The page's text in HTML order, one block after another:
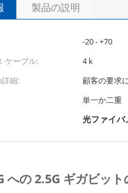
製品の説明
-20 - +70
ケーブル:
4 k
細:
顧客の要求
単一か二重
光ファイバ
への 2.5G ギガビッ